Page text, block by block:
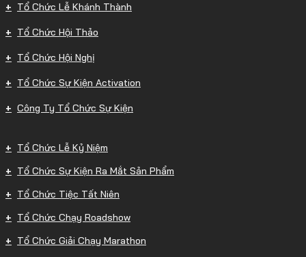
Tổ Chức Lễ Khánh Thành
Tổ Chức Hội Thảo
Tổ Chức Hội Nghị
Tổ Chức Sự Kiện Activation
Công Ty Tổ Chức Sự Kiện
Tổ Chức Lễ Kỷ Niệm
Tổ Chức Sự Kiện Ra Mắt Sản Phẩm
Tổ Chức Tiệc Tất Niên
Tổ Chức Chạy Roadshow
Tổ Chức Giải Chạy Marathon